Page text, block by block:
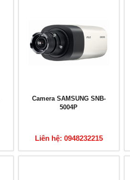
Camera SAMSUNG SNB-
5004P
Liên hệ: 0948232215